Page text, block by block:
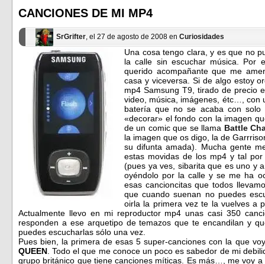
en
una
nueva)
en
una
nueva)
CANCIONES DE MI MP4
SrGrifter, el 27 de agosto de 2008 en Curiosidades
Una cosa tengo clara, y es que no
la calle sin escuchar música.
querido acompañante que me
casa y viceversa. Si de algo estoy
mp4 Samsung T9, tirado de precio
video, música, imágenes, étc…, con
batería que no se acaba con
«decorar» el fondo con la imagen
de un comic que se llama Battle
la imagen que os digo, la de
su difunta amada). Mucha gente
estas movidas de los mp4 y tal
(pues ya ves, sibarita que es uno y
oyéndolo por la calle y se me ha
esas cancioncitas que todos
que cuando suenan no puedes
oirla la primera vez te la vuelves a
Actualmente llevo en mi reproductor mp4 unas casi 350
responden a ese arquetipo de temazos que te encandilan y
puedes escucharlas sólo una vez.
Pues bien, la primera de esas 5 super-canciones con la que
QUEEN. Todo el que me conoce un poco es sabedor de mi
grupo británico que tiene canciones míticas. Es más…, me voy